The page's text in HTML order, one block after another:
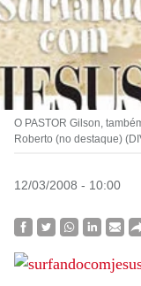
O PASTOR Gilson,
Roberto (no destaque)
12/03/2008 - 10:00